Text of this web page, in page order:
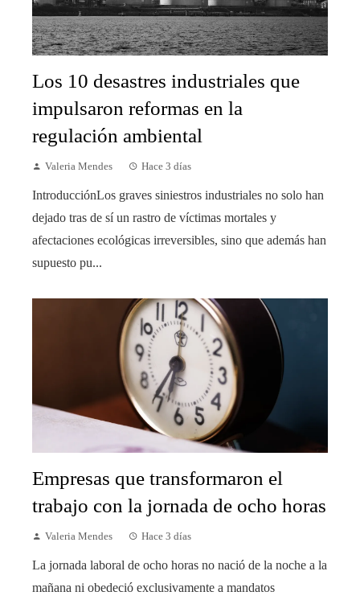
Los 10 desastres industriales que
impulsaron reformas en la
regulación ambiental
Valeria Mendes Hace 3 días
IntroducciónLos graves siniestros industriales no solo han
dejado tras de sí un rastro de víctimas mortales y
afectaciones ecológicas irreversibles, sino que además han
supuesto pu...
Empresas que transformaron el
trabajo con la jornada de ocho horas
Valeria Mendes Hace 3 días
La jornada laboral de ocho horas no nació de la noche a la
mañana ni obedeció exclusivamente a mandatos